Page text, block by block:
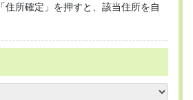
住所確定」を押すと、該当住所を自